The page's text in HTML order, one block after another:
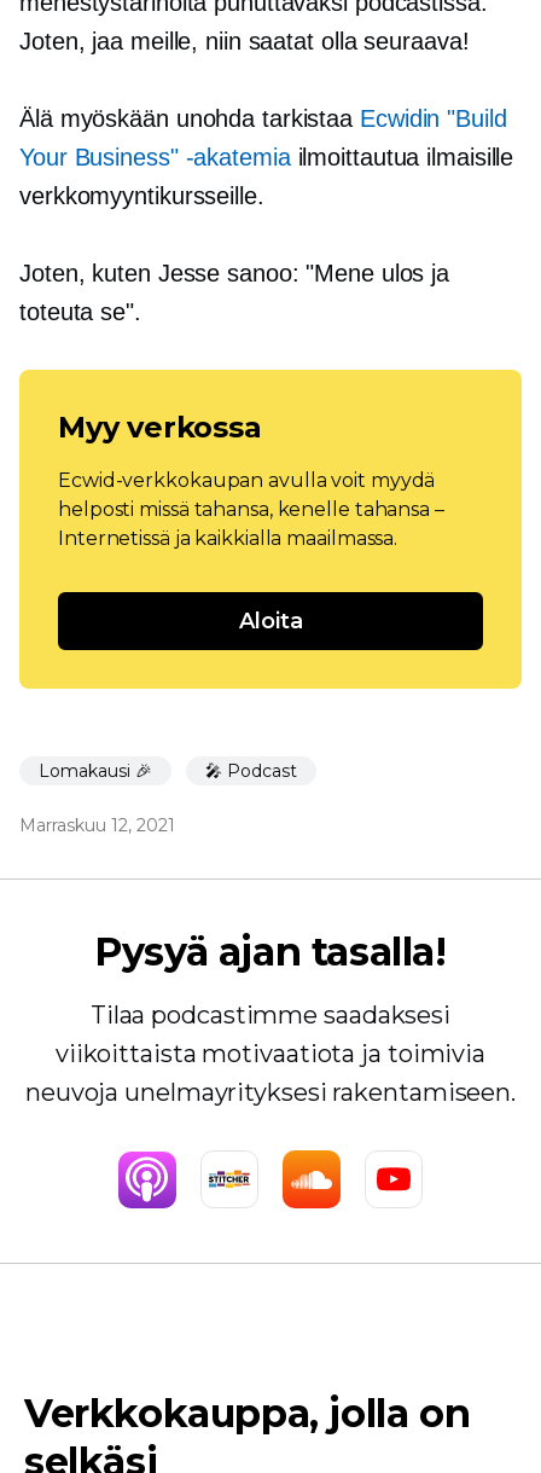
Joten, jaa meille, niin saatat olla seuraava!
Älä myöskään unohda tarkistaa Ecwidin "Build
Your Business" -akatemiailmoittautua ilmaisille
verkkomyyntikursseille.
Joten, kuten Jesse sanoo: "Mene ulos ja
toteuta se".
Myy verkossa
Ecwid-verkkokaupan avulla voit myydä
helposti missä tahansa, kenelle tahansa –
Internetissä ja kaikkialla maailmassa.
Aloita
Lomakausi 🎉 🎤 Podcast
Marraskuu 12, 2021
Pysyä ajan tasalla!
Tilaa podcastimme saadaksesi
viikoittaista motivaatiota ja toimivia
neuvoja unelmayrityksesi rakentamiseen.
Verkkokauppa, jolla on
selkäsi